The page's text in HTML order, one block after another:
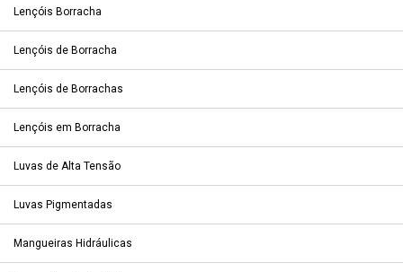
Lençóis Borracha
Lençóis de Borracha
Lençóis de Borrachas
Lençóis em Borracha
Luvas de Alta Tensão
Luvas Pigmentadas
Mangueiras Hidráulicas